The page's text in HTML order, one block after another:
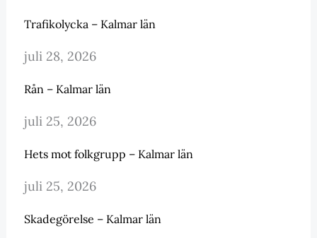
Trafikolycka – Kalmar län
juli 28, 2026
Rån – Kalmar län
juli 25, 2026
Hets mot folkgrupp – Kalmar län
juli 25, 2026
Skadegörelse – Kalmar län